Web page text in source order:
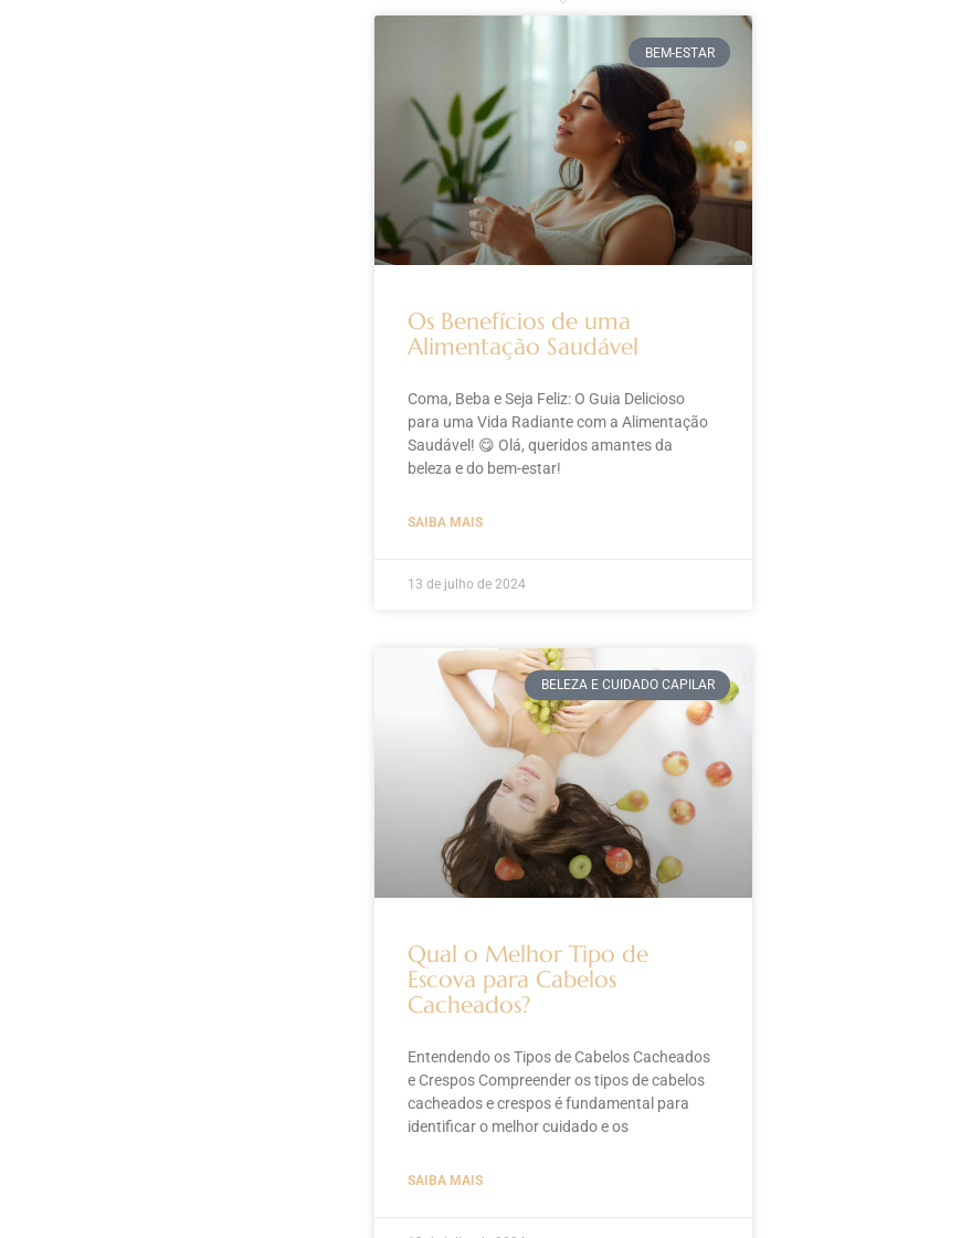
BEM-ESTAR
Os Benefícios de uma
Alimentação Saudável
Coma, Beba e Seja Feliz: O Guia Delicioso
para uma Vida Radiante com a Alimentação
Saudável! 😋 Olá, queridos amantes da
beleza e do bem-estar!
SAIBA MAIS
13 de julho de 2024
BELEZA E CUIDADO CAPILAR
Qual o Melhor Tipo de
Escova para Cabelos
Cacheados?
Entendendo os Tipos de Cabelos Cacheados
e Crespos Compreender os tipos de cabelos
cacheados e crespos é fundamental para
identificar o melhor cuidado e os
SAIBA MAIS